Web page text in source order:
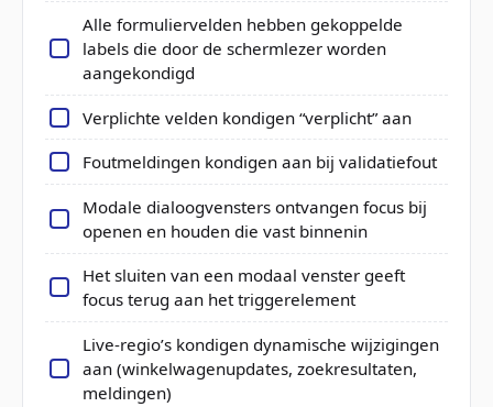
Alle formuliervelden hebben gekoppelde
labels die door de schermlezer worden
aangekondigd
Verplichte velden kondigen “verplicht” aan
Foutmeldingen kondigen aan bij validatiefout
Modale dialoogvensters ontvangen focus bij
openen en houden die vast binnenin
Het sluiten van een modaal venster geeft
focus terug aan het triggerelement
Live-regio’s kondigen dynamische wijzigingen
aan (winkelwagenupdates, zoekresultaten,
meldingen)